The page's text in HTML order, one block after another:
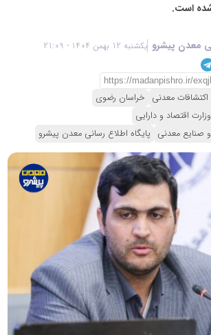
است.
معدن پیشرو یکشنبه 12 بهمن 1404 - 21:09
معدنی خراسان رضوی
وزارت اقتصاد و دارایی
صنایع معدنی پایگاه اطلاع رسانی معدن پیشرو